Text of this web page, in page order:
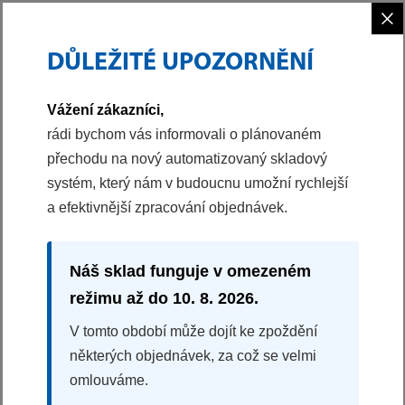
VESTAVNÁ KOMBINOVANÁ CHLADNIČKA
PC 17832 BI
Energetická třída E
Elektronické ovládání
Invertorový motor
SuperFreeze
Rozměry (VxŠxH): 178x54x54 cm
×
DŮLEŽITÉ UPOZORNĚNÍ
Vážení zákazníci,
rádi bychom vás informovali o plánovaném
přechodu na nový automatizovaný skladový
systém, který nám v budoucnu umožní rychlejší
a efektivnější zpracování objednávek.
Náš sklad funguje v omezeném
režimu až do 10. 8. 2026.
V tomto období může dojít ke zpoždění
některých objednávek, za což se velmi
omlouváme.